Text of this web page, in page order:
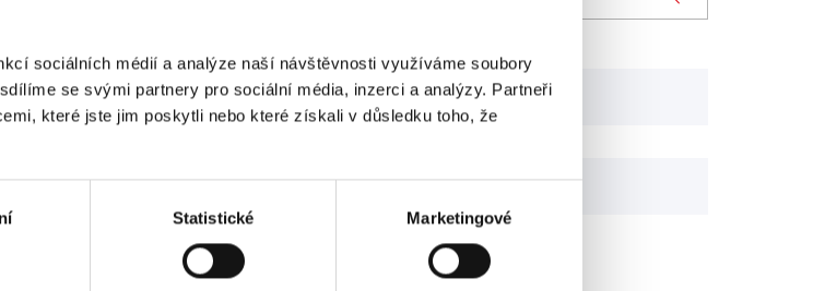
sociálních médií a analýze naší návštěvnosti využíváme soubory
se svými partnery pro sociální média, inzerci a analýzy. Partneři
které jste jim poskytli nebo které získali v důsledku toho, že
Statistické Marketingové
Everest Parkdesigner, Power Husky
Titan TR*